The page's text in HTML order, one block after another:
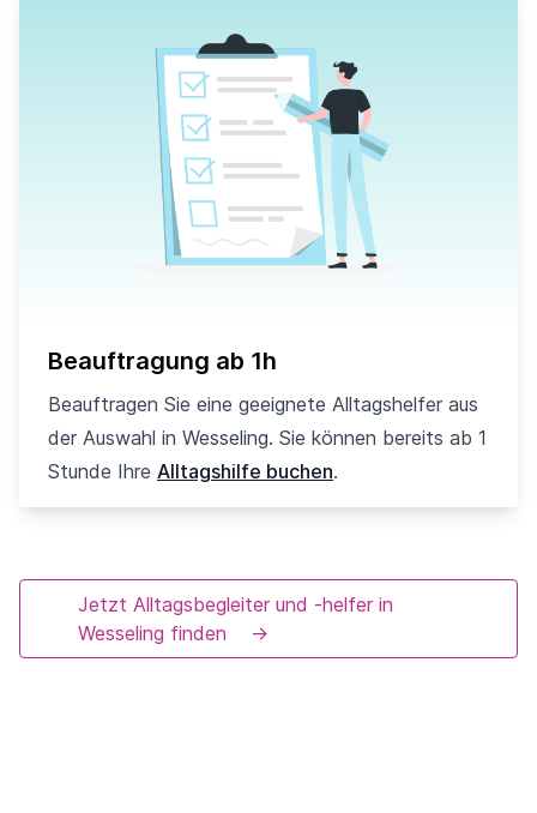
Beauftragung ab 1h
Beauftragen Sie eine geeignete Alltagshelfer aus
der Auswahl in Wesseling. Sie können bereits ab 1
Stunde Ihre Alltagshilfe buchen.
Jetzt Alltagsbegleiter und -helfer in
Wesseling finden
→